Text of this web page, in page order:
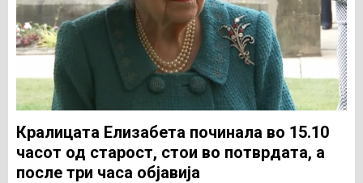
Кралицата Елизабета починала во 15.10
часот од старост, стои во потврдата, а
после три часа објавија